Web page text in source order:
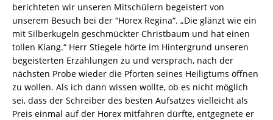
berichteten wir unseren Mitschülern begeistert von
unserem Besuch bei der “Horex Regina“. „Die glänzt wie ein
mit Silberkugeln geschmückter Christbaum und hat einen
tollen Klang.“ Herr Stiegele hörte im Hintergrund unseren
begeisterten Erzählungen zu und versprach, nach der
nächsten Probe wieder die Pforten seines Heiligtums öffnen
zu wollen. Als ich dann wissen wollte, ob es nicht möglich
sei, dass der Schreiber des besten Aufsatzes vielleicht als
Preis einmal auf der Horex mitfahren dürfte, entgegnete er